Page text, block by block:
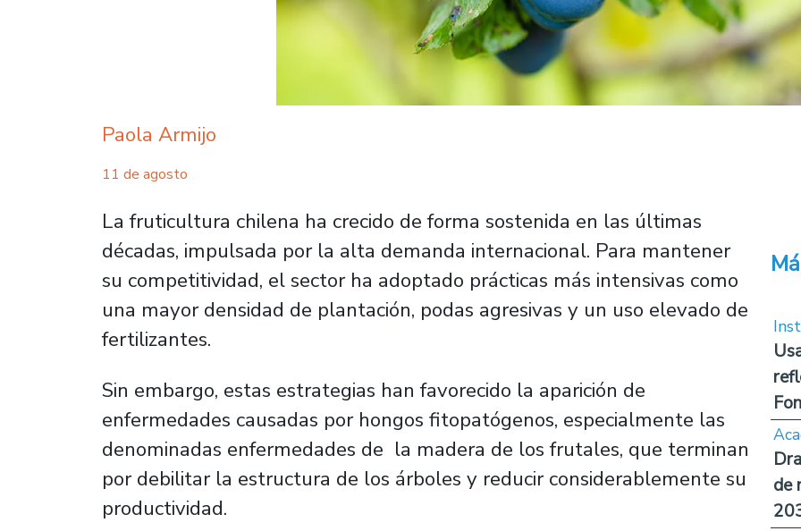
Paola Armijo
11 de agosto
La fruticultura chilena ha crecido de forma sostenida en las últimas
décadas, impulsada por la alta demanda internacional. Para mantener
su competitividad, el sector ha adoptado prácticas más intensivas como
una mayor densidad de plantación, podas agresivas y un uso elevado de
fertilizantes.
Sin embargo, estas estrategias han favorecido la aparición de
enfermedades causadas por hongos fitopatógenos, especialmente las
denominadas enfermedades de la madera de los frutales, que terminan
por debilitar la estructura de los árboles y reducir considerablemente su
productividad.
de